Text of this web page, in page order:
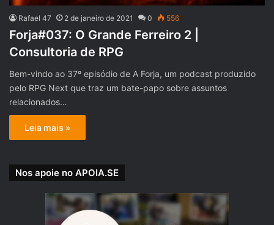
Rafael 47 2 de janeiro de 2021 0 556
Forja#037: O Grande Ferreiro 2 |
Consultoria de RPG
Bem-vindo ao 37º episódio de A Forja, um podcast produzido
pelo RPG Next que traz um bate-papo sobre assuntos
relacionados…
Leia mais »
Nos apoie no APOIA.SE